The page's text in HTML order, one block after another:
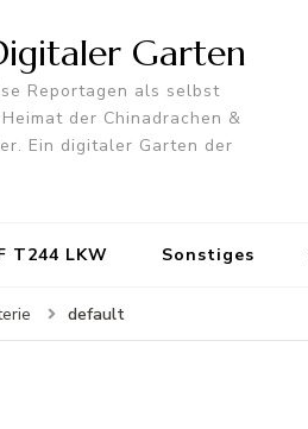
Garten
Reportagen als selbst
der Chinadrachen &
Ein digitaler Garten der
T244 LKW Sonstiges
default